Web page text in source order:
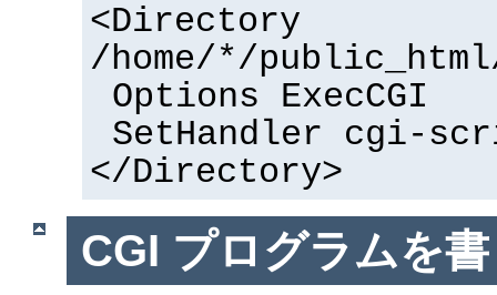
<Directory
/home/*/
Options ExecCGI
SetHandler cgi-
</Directory>
CGI プログラムを